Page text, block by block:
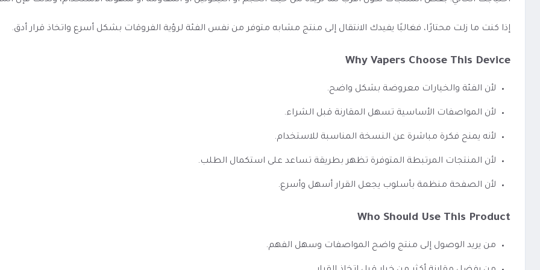
إذا كنت ما زلت محتارًا، فغالبًا يفيدك الانتقال إلى منتج مشابه متوفر من نفس الفئة لرؤية الفروقات بشكل أسرع واتخاذ قرار أدق.
Why Vapers Choose This Device
لأن الفئة والخيارات معروضة بشكل واضح.
لأن المواصفات الأساسية تسهل المقارنة قبل الشراء.
لأنه يمنح فكرة مباشرة عن النسخة المناسبة للاستخدام.
لأن المنتجات المرتبطة المتوفرة تظهر بطريقة تساعد على استكمال الطلب.
لأن الصفحة منظمة بأسلوب يجعل القرار أسهل وأسرع.
Who Should Use This Product
من يريد الوصول إلى منتج واضح المواصفات وسهل الفهم.